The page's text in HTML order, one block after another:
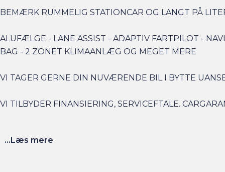
BEMÆRK RUMMELIG STATIONCAR OG LANGT PÅ
ALUFÆLGE - LANE ASSIST - ADAPTIV FARTPILOT -
BAG - 2 ZONET KLIMAANLÆG OG MEGET MERE
VI TAGER GERNE DIN NUVÆRENDE BIL I BYTTE
VI TILBYDER FINANSIERING, SERVICEFTALE.
...Læs mere